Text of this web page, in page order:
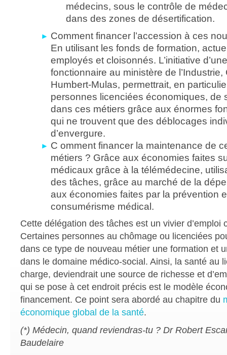
médecins, sous le contrôle de
dans des zones de désertification.
Comment financer l’accession à ces
En utilisant les fonds de formation,
employés et cloisonnés. L’initiative
fonctionnaire au ministère de l’Industrie,
Humbert-Mulas, permettrait, en
personnes licenciées économiques, de
dans ces métiers grâce aux énormes
qui ne trouvent que des déblocages
d’envergure.
C omment financer la maintenance de
métiers ? Grâce aux économies faites
médicaux grâce à la télémédecine,
des tâches, grâce au marché de la
aux économies faites par la prévention
consumérisme médical.
Cette délégation des tâches est un vivier d’emploi
Certaines personnes au chômage ou licenciées
dans ce type de nouveau métier une formation et
dans le domaine médico-social. Ainsi, la santé au
charge, deviendrait une source de richesse et
qui se pose à cet endroit précis est le modèle
financement. Ce point sera abordé au chapitre du
économique global de la santé.
(*) Médecin, quand reviendras-tu ? Dr Robert
Baudelaire